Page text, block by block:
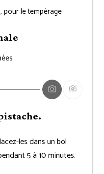
, pour le tempérage
les dans un bol
5 à 10 minutes.